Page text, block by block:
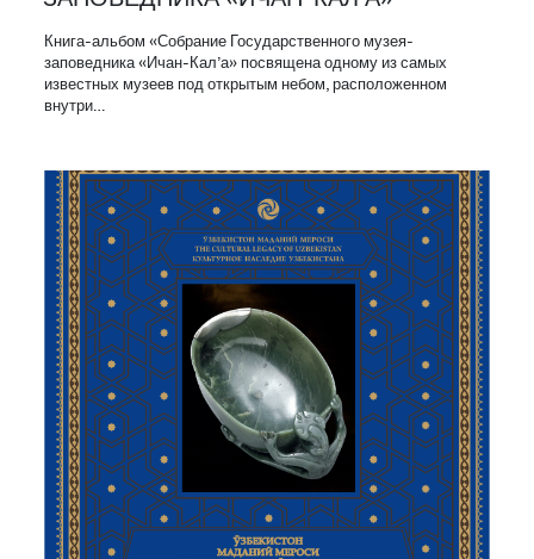
Книга-альбом «Собрание Государственного музея-
заповедника «Ичан-Кал’а» посвящена одному из самых
известных музеев под открытым небом, расположенном
внутри…